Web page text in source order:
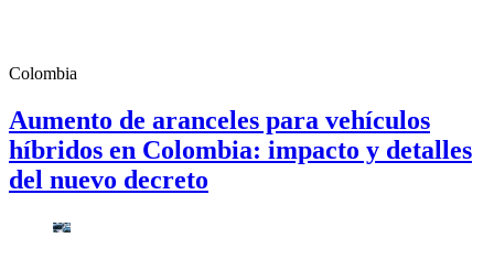
Colombia
Aumento de aranceles para vehículos
híbridos en Colombia: impacto y detalles
del nuevo decreto